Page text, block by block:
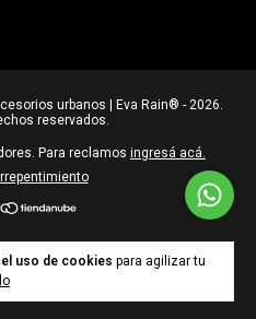
uso de cookies para agilizar tu
urbanos | Eva Rain® - 2026.
reservados.
Para reclamos ingresá acá.